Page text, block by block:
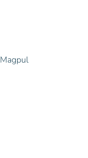
Magpul